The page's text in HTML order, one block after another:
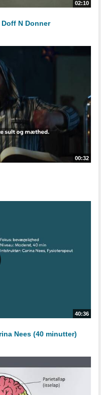
02:10
N Donner
00:32
40:36
Nees (40 minutter)